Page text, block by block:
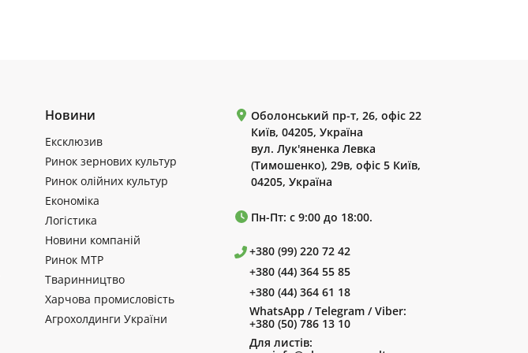
Новини
Ексклюзив
Ринок зернових культур
Ринок олійних культур
Економіка
Логістика
Новини компаній
Ринок МТР
Тваринництво
Харчова промисловість
Агрохолдинги України
Оболонський пр-т, 26, офіс 22
Київ, 04205, Україна
вул. Лук'яненка Левка
(Тимошенко), 29в, офіс 5 Київ,
04205, Україна
Пн-Пт: с 9:00 до 18:00.
+380 (99) 220 72 42
+380 (44) 364 55 85
+380 (44) 364 61 18
WhatsApp / Telegram / Viber:
+380 (50) 786 13 10
Для листів: